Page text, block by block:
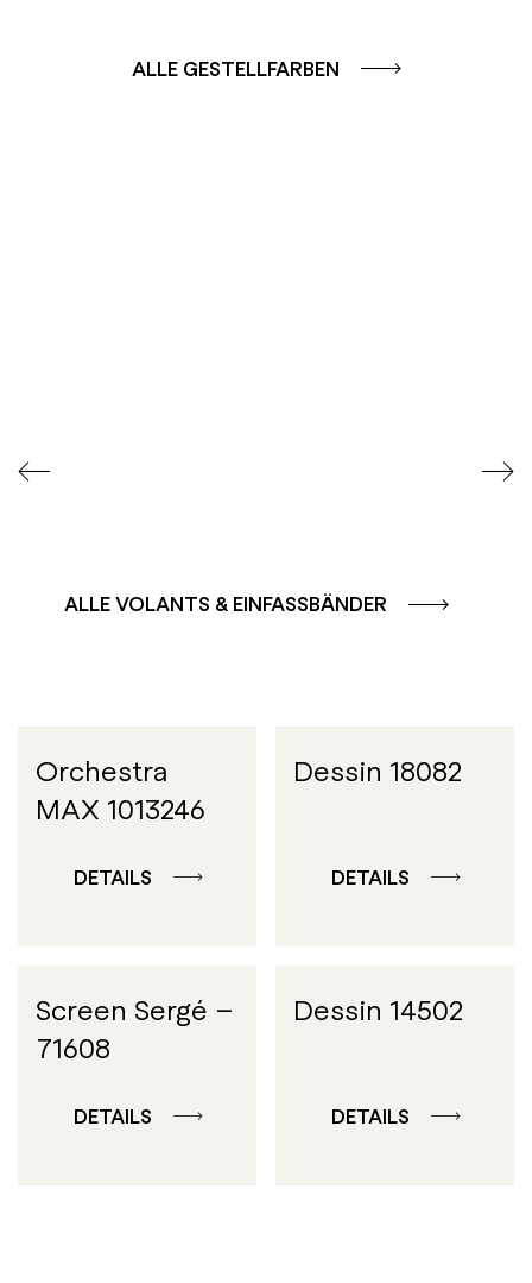
ALLE GESTELLFARBEN
ALLE VOLANTS & EINFASSBÄNDER
Orchestra
MAX 1013246
DETAILS
Dessin 18082
DETAILS
Screen Sergé –
71608
DETAILS
Dessin 14502
DETAILS